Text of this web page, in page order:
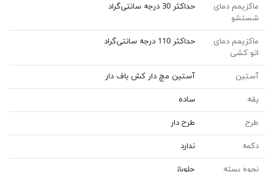
ماکزیمم دمای
شستشو
حداکثر 30 درجه سانتی‌گراد
ماکزیمم دمای
اتو کشی
حداکثر 110 درجه سانتی‌گراد
آستین آستین مچ دار کش باف دار
یقه ساده
طرح طرح دار
دکمه ندارد
نحوه بسته
جلوباز